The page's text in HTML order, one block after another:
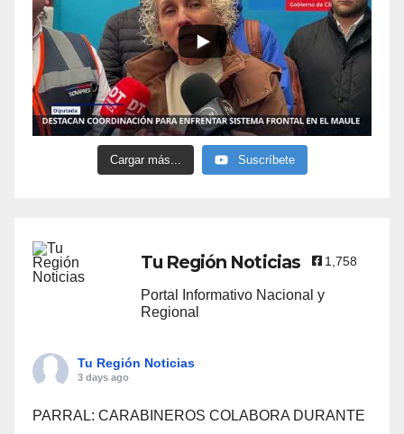
Cargar más... Suscríbete
Tu Región Noticias 1,758
Portal Informativo Nacional y
Regional
Tu Región Noticias
3 days ago
PARRAL: CARABINEROS COLABORA DURANTE